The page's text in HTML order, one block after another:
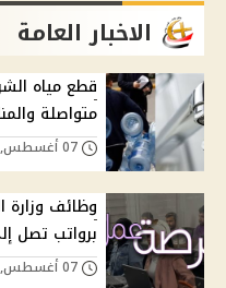
الاخبار العامة
متواصلة
وظائف وزارة
برواتب تصل إلى 16 ألف جنيه في 9